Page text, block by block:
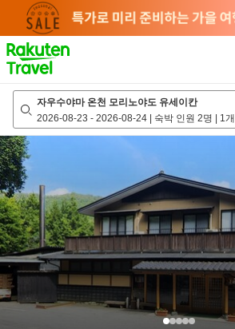
page
자우수야마 온천 모리노야도 유세이칸
2026-08-23 - 2026-08-24 | 숙박 인원 2명 | 1개